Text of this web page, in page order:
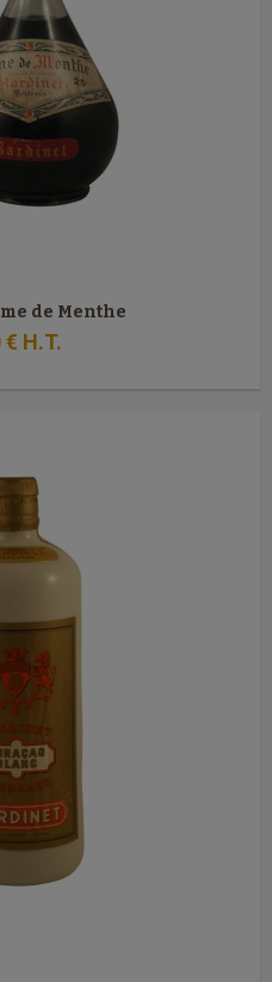
de Menthe
€ H.T.